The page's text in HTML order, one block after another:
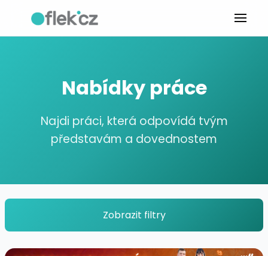
Nabídky práce
Najdi práci, která odpovídá tvým
představám a dovednostem
Zobrazit filtry